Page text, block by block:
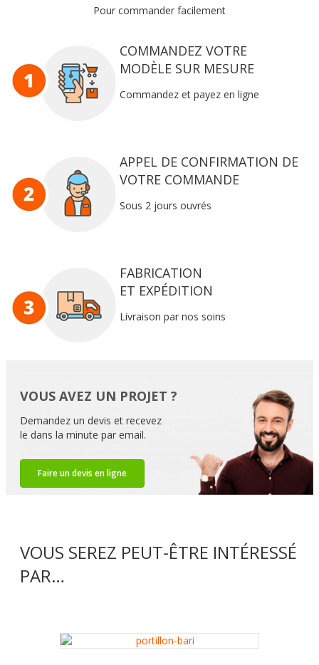
Pour commander facilement
COMMANDEZ VOTRE
MODÈLE SUR MESURE
Commandez et payez en ligne
APPEL DE CONFIRMATION DE
VOTRE COMMANDE
Sous 2 jours ouvrés
FABRICATION
ET EXPÉDITION
Livraison par nos soins
VOUS AVEZ UN PROJET ?
Demandez un devis et recevez
le dans la minute par email.
Faire un devis en ligne
VOUS SEREZ PEUT-ÊTRE INTÉRESSÉ
PAR…